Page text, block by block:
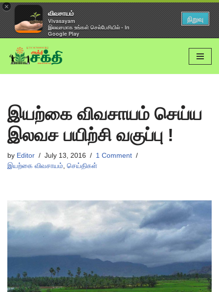
×
விவசாயம்
Vivasayam
இலவசமாக உங்கள் செல்பேசியில் - In
Google Play
நிறுவு
Skip
to
இயற்கை விவசாயம் செய்ய
இலவச பயிற்சி வகுப்பு !
by Editor July 13, 2016
1 Comment
இயற்கை விவசாயம், செய்திகள்